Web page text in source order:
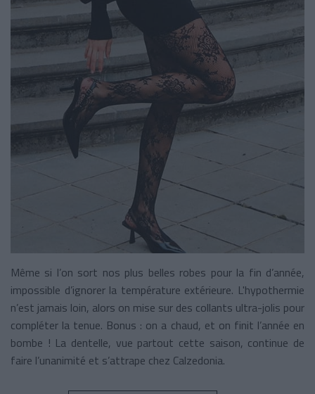
Même si l’on sort nos plus belles robes pour la fin d’année,
impossible d’ignorer la température extérieure. L'hypothermie
n’est jamais loin, alors on mise sur des collants ultra-jolis pour
compléter la tenue. Bonus : on a chaud, et on finit l’année en
bombe ! La dentelle, vue partout cette saison, continue de
faire l’unanimité et s’attrape chez Calzedonia.